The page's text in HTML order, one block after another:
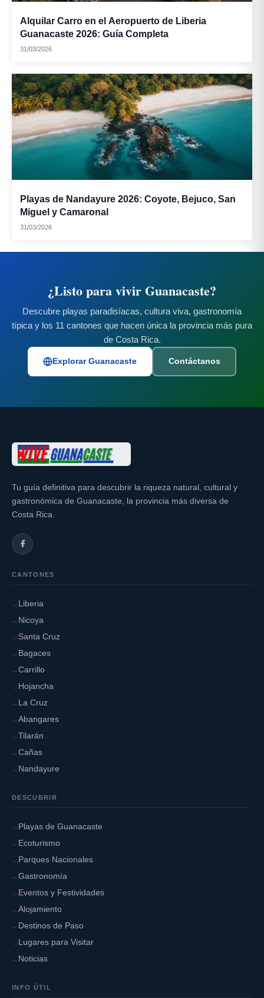
Alquilar Carro en el Aeropuerto de Liberia
Guanacaste 2026: Guía Completa
31/03/2026
Playas de Nandayure 2026: Coyote, Bejuco, San
Miguel y Camaronal
31/03/2026
¿Listo para vivir Guanacaste?
Descubre playas paradisíacas, cultura viva, gastronomía
típica y los 11 cantones que hacen única la provincia más pura
de Costa Rica.
Explorar Guanacaste Contáctanos
Tu guía definitiva para descubrir la riqueza natural, cultural y
gastronómica de Guanacaste, la provincia más diversa de
Costa Rica.
CANTONES
Liberia
Nicoya
Santa Cruz
Bagaces
Carrillo
Hojancha
La Cruz
Abangares
Tilarán
Cañas
Nandayure
DESCUBRIR
Playas de Guanacaste
Ecoturismo
Parques Nacionales
Gastronomía
Eventos y Festividades
Alojamiento
Destinos de Paso
Lugares para Visitar
Noticias
INFO ÚTIL